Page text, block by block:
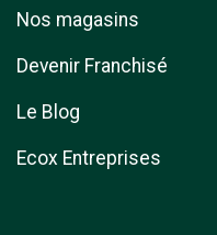
Nos magasins
Devenir Franchisé
Le Blog
Ecox Entreprises